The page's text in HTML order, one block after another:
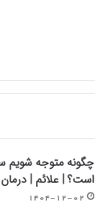
چگونه متوجه شویم
است؟ | علائم | درمان
۱۴۰۴-۱۲-۰۲